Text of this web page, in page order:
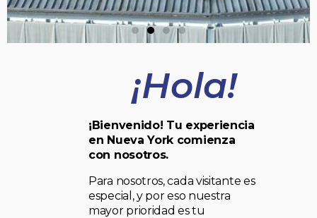
¡Hola!
¡Bienvenido! Tu experiencia
en Nueva York comienza
con nosotros.
Para nosotros, cada visitante es
especial, y por eso nuestra
mayor prioridad es tu